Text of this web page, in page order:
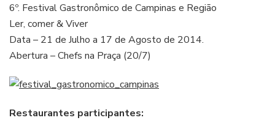
6º. Festival Gastronômico de Campinas e Região
Ler, comer & Viver
Data – 21 de Julho a 17 de Agosto de 2014.
Abertura – Chefs na Praça (20/7)
Restaurantes participantes: